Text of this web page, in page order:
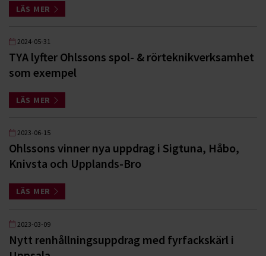
LÄS MER
2024-05-31
TYA lyfter Ohlssons spol- & rörteknikverksamhet
som exempel
LÄS MER
2023-06-15
Ohlssons vinner nya uppdrag i Sigtuna, Håbo,
Knivsta och Upplands-Bro
LÄS MER
2023-03-09
Nytt renhållningsuppdrag med fyrfackskärl i